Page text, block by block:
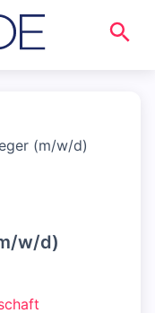
(m/w/d)
w/d)